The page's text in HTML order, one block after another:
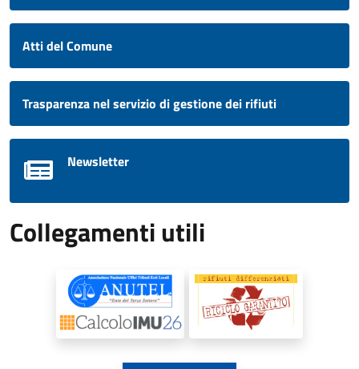
Atti del Comune
Trasparenza nel servizio di gestione dei rifiuti
Newsletter
Collegamenti utili